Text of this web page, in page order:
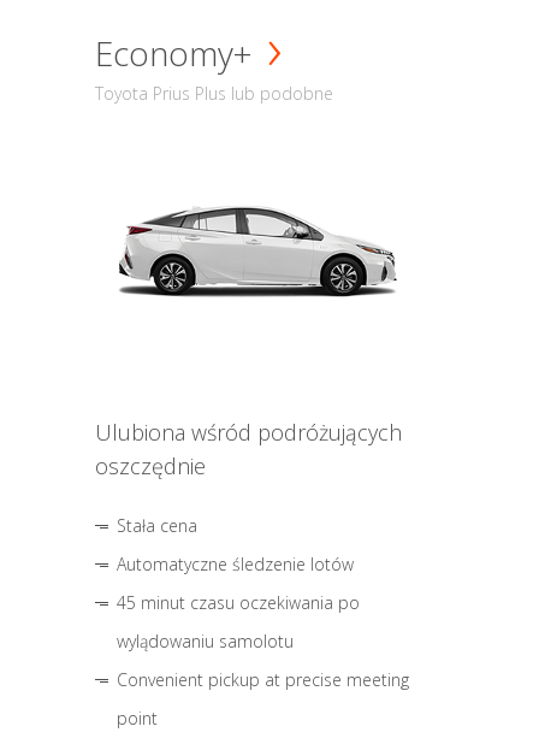
Economy+
Toyota Prius Plus lub podobne
Ulubiona wśród podróżujących
oszczędnie
Stała cena
Automatyczne śledzenie lotów
45 minut czasu oczekiwania po
wylądowaniu samolotu
Convenient pickup at precise meeting
point